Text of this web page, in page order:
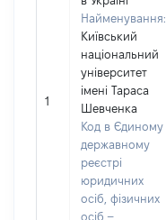
1
Найменування:
Київський
національний
університет
імені Тараса
Шевченка
Код в Єдиному
державному
реєстрі
юридичних
осіб, фізичних
осіб –